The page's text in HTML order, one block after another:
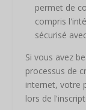
permet de
compris
sécurisé
Si vous avez
processus de
internet, votre
lors de